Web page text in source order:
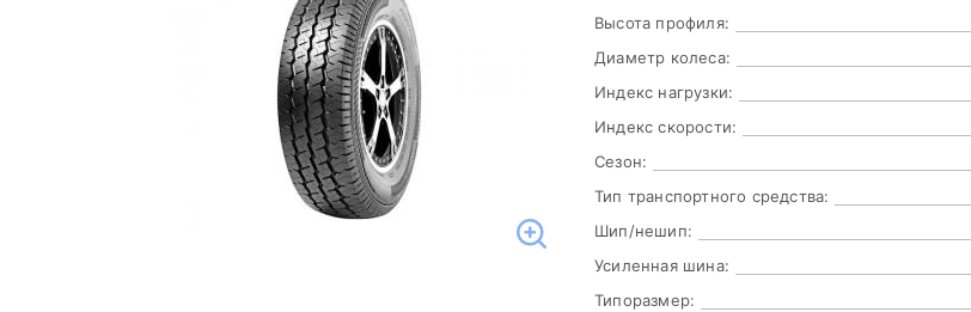
Высота профиля:
Диаметр колеса:
Индекс нагрузки:
Индекс скорости:
Сезон:
Тип транспортного средства:
Шип/нешип:
Усиленная шина:
Типоразмер: